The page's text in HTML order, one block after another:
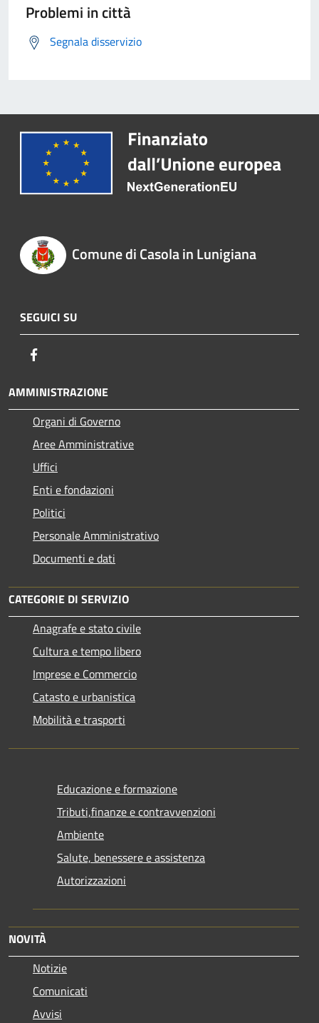
Problemi in città
Segnala disservizio
Comune di Casola in Lunigiana
SEGUICI SU
AMMINISTRAZIONE
Organi di Governo
Aree Amministrative
Uffici
Enti e fondazioni
Politici
Personale Amministrativo
Documenti e dati
CATEGORIE DI SERVIZIO
Anagrafe e stato civile
Cultura e tempo libero
Imprese e Commercio
Catasto e urbanistica
Mobilità e trasporti
Educazione e formazione
Tributi,finanze e contravvenzioni
Ambiente
Salute, benessere e assistenza
Autorizzazioni
NOVITÀ
Notizie
Comunicati
Avvisi